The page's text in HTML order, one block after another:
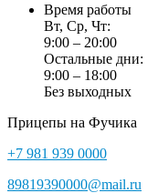
Время работы
Вт, Ср, Чт:
9:00 – 20:00
Остальные дни:
9:00 – 18:00
Без выходных
Прицепы на Фучика
+7 981 939 0000
89819390000@mail.ru